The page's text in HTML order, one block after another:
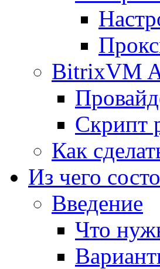
BitrixVM
Скрипт
Как
Из чего
Введение
Что